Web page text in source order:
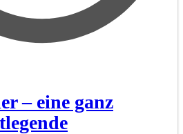
– eine ganz